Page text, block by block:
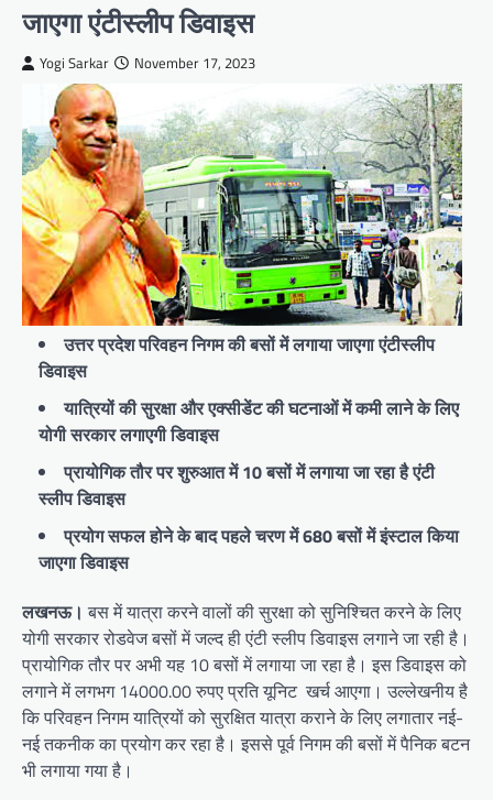
जाएगा एंटीस्लीप डिवाइस
Yogi Sarkar November 17, 2023
उत्तर प्रदेश परिवहन निगम की बसों में लगाया जाएगा एंटीस्लीप
डिवाइस
यात्रियों की सुरक्षा और एक्सीडेंट की घटनाओं में कमी लाने के लिए
योगी सरकार लगाएगी डिवाइस
प्रायोगिक तौर पर शुरुआत में 10 बसों में लगाया जा रहा है एंटी
स्लीप डिवाइस
प्रयोग सफल होने के बाद पहले चरण में 680 बसों में इंस्टाल किया
जाएगा डिवाइस
लखनऊ। बस में यात्रा करने वालों की सुरक्षा को सुनिश्चित करने के लिए
योगी सरकार रोडवेज बसों में जल्द ही एंटी स्लीप डिवाइस लगाने जा रही है।
प्रायोगिक तौर पर अभी यह 10 बसों में लगाया जा रहा है। इस डिवाइस को
लगाने में लगभग 14000.00 रुपए प्रति यूनिट खर्च आएगा। उल्लेखनीय है
कि परिवहन निगम यात्रियों को सुरक्षित यात्रा कराने के लिए लगातार नई-
नई तकनीक का प्रयोग कर रहा है। इससे पूर्व निगम की बसों में पैनिक बटन
भी लगाया गया है।